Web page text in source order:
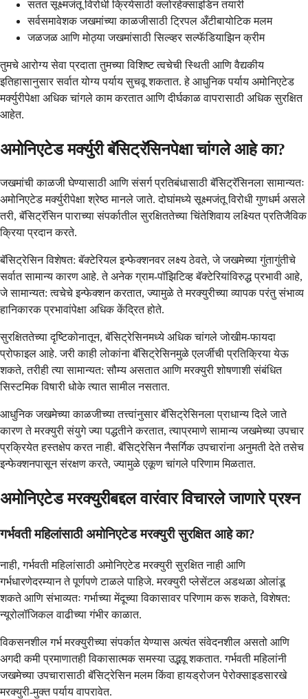
सतत सूक्ष्मजंतू विरोधी क्रियेसाठी क्लोरहेक्साइडिन तयारी
सर्वसमावेशक जखमांच्या काळजीसाठी ट्रिपल अँटीबायोटिक मलम
जळजळ आणि मोठ्या जखमांसाठी सिल्व्हर सल्फॅडियाझिन क्रीम
तुमचे आरोग्य सेवा प्रदाता तुमच्या विशिष्ट त्वचेची स्थिती आणि वैद्यकीय
इतिहासानुसार सर्वात योग्य पर्याय सुचवू शकतात. हे आधुनिक पर्याय अमोनिएटेड
मर्क्युरीपेक्षा अधिक चांगले काम करतात आणि दीर्घकाळ वापरासाठी अधिक सुरक्षित
आहेत.
अमोनिएटेड मर्क्युरी बॅसिट्रॅसिनपेक्षा चांगले आहे का?
जखमांची काळजी घेण्यासाठी आणि संसर्ग प्रतिबंधासाठी बॅसिट्रॅसिनला सामान्यतः
अमोनिएटेड मर्क्युरीपेक्षा श्रेष्ठ मानले जाते. दोघांमध्ये सूक्ष्मजंतू विरोधी गुणधर्म असले
तरी, बॅसिट्रॅसिन पाराच्या संपर्कातील सुरक्षिततेच्या चिंतेशिवाय लक्ष्यित प्रतिजैविक
क्रिया प्रदान करते.
बॅसिट्रेसिन विशेषत: बॅक्टेरियल इन्फेक्शनवर लक्ष्य ठेवते, जे जखमेच्या गुंतागुंतीचे
सर्वात सामान्य कारण आहे. ते अनेक ग्राम-पॉझिटिव्ह बॅक्टेरियांविरुद्ध प्रभावी आहे,
जे सामान्यत: त्वचेचे इन्फेक्शन करतात, ज्यामुळे ते मरक्युरीच्या व्यापक परंतु संभाव्य
हानिकारक प्रभावांपेक्षा अधिक केंद्रित होते.
सुरक्षिततेच्या दृष्टिकोनातून, बॅसिट्रेसिनमध्ये अधिक चांगले जोखीम-फायदा
प्रोफाइल आहे. जरी काही लोकांना बॅसिट्रेसिनमुळे एलर्जीची प्रतिक्रिया येऊ
शकते, तरीही त्या सामान्यत: सौम्य असतात आणि मरक्युरी शोषणाशी संबंधित
सिस्टमिक विषारी धोके त्यात सामील नसतात.
आधुनिक जखमेच्या काळजीच्या तत्त्वांनुसार बॅसिट्रेसिनला प्राधान्य दिले जाते
कारण ते मरक्युरी संयुगे ज्या पद्धतीने करतात, त्याप्रमाणे सामान्य जखमेच्या उपचार
प्रक्रियेत हस्तक्षेप करत नाही. बॅसिट्रेसिन नैसर्गिक उपचारांना अनुमती देते तसेच
इन्फेक्शनपासून संरक्षण करते, ज्यामुळे एकूण चांगले परिणाम मिळतात.
अमोनिएटेड मरक्युरीबद्दल वारंवार विचारले जाणारे प्रश्न
गर्भवती महिलांसाठी अमोनिएटेड मरक्युरी सुरक्षित आहे का?
नाही, गर्भवती महिलांसाठी अमोनिएटेड मरक्युरी सुरक्षित नाही आणि
गर्भधारणेदरम्यान ते पूर्णपणे टाळले पाहिजे. मरक्युरी प्लेसेंटल अडथळा ओलांडू
शकते आणि संभाव्यतः गर्भाच्या मेंदूच्या विकासावर परिणाम करू शकते, विशेषत:
न्यूरोलॉजिकल वाढीच्या गंभीर काळात.
विकसनशील गर्भ मरक्युरीच्या संपर्कात येण्यास अत्यंत संवेदनशील असतो आणि
अगदी कमी प्रमाणातही विकासात्मक समस्या उद्भवू शकतात. गर्भवती महिलांनी
जखमेच्या उपचारासाठी बॅसिट्रेसिन मलम किंवा हायड्रोजन पेरोक्साइडसारखे
मरक्युरी-मुक्त पर्याय वापरावेत.